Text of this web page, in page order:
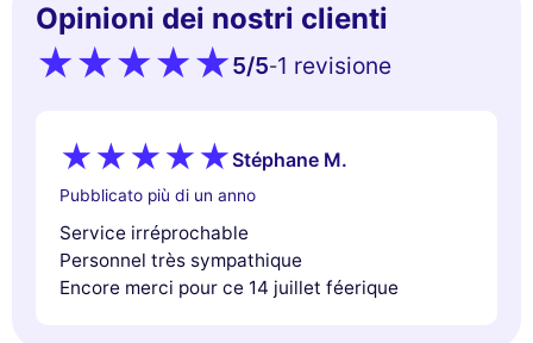
Opinioni dei nostri clienti
5/5-1 revisione
Stéphane M.
Pubblicato più di un anno
Service irréprochable
Personnel très sympathique
Encore merci pour ce 14 juillet féerique